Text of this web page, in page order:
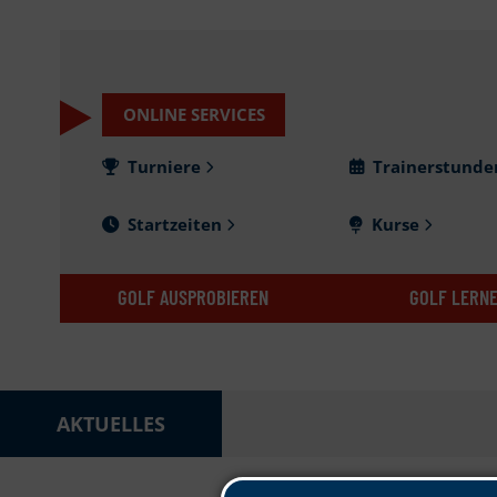
ONLINE SERVICES
Turniere
Startzeiten Kurse
GOLF AUSPROBIEREN GOLF
AKTUELLES